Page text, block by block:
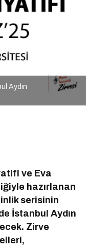
Aydın
ve Eva
hazırlanan
serisinin
İstanbul Aydın
Zirve